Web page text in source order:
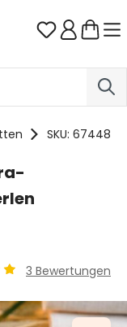
Du hast 0
SKU: 67448
3 Bewertungen